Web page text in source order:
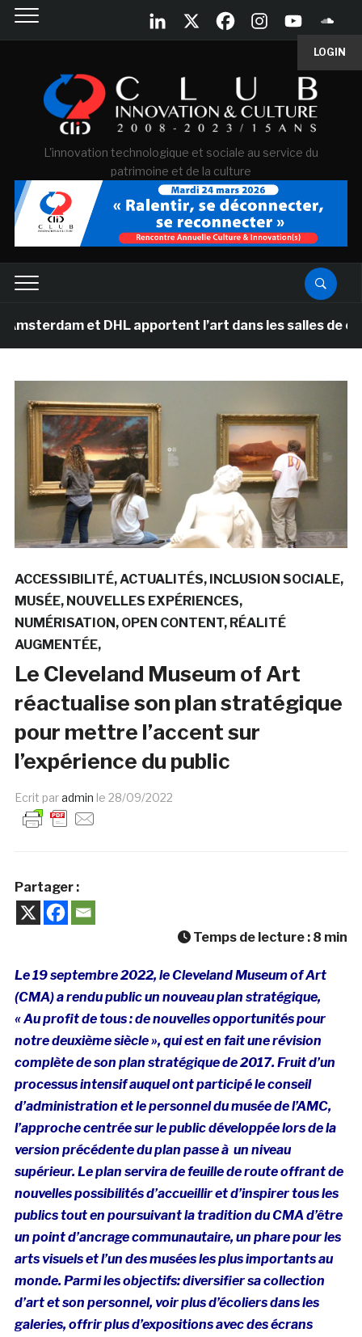
LOGIN
L'innovation technologique et sociale au service du
patrimoine et de la culture
et DHL apportent l’art dans les salles de classe
ACCESSIBILITÉ ACTUALITÉS INCLUSION SOCIALE
MUSÉE NOUVELLES EXPÉRIENCES
NUMÉRISATION OPEN CONTENT RÉALITÉ
AUGMENTÉE
Le Cleveland Museum of Art
réactualise son plan stratégique
pour mettre l’accent sur
l’expérience du public
Ecrit paradmin le 28/09/2022
Partager :
Temps de lecture : 8 min
Le 19 septembre 2022, le Cleveland Museum of Art
(CMA) a rendu public un nouveau plan stratégique,
« Au profit de tous : de nouvelles opportunités pour
notre deuxième siècle », qui est en fait une révision
complète de son plan stratégique de 2017. Fruit d’un
processus intensif auquel ont participé le conseil
d’administration et le personnel du musée de l’AMC,
l’approche centrée sur le public développée lors de la
version précédente du plan passe à un niveau
supérieur. Le plan servira de feuille de route offrant de
nouvelles possibilités d’accueillir et d’inspirer tous les
publics tout en poursuivant la tradition du CMA d’être
un point d’ancrage communautaire, un phare pour les
arts visuels et l’un des musées les plus importants au
monde. Parmi les objectifs: diversifier sa collection
d’art et son personnel, voir plus d’écoliers dans les
galeries, offrir plus d’expositions avec des écrans